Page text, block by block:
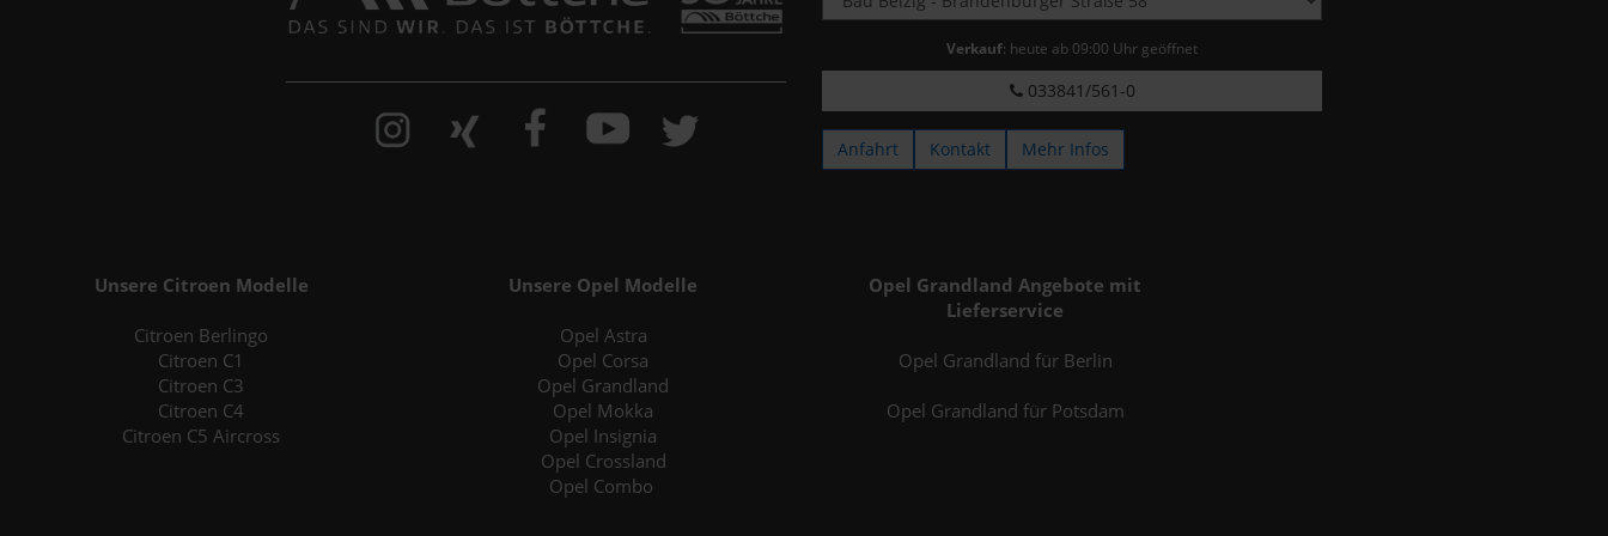
Verkauf: heute ab 09:00 Uhr geöffnet
033841/561-0
Anfahrt Kontakt Mehr Infos
Unsere Citroen Modelle
Citroen Berlingo
Citroen C1
Citroen C3
Citroen C4
Citroen C5 Aircross
Unsere Opel Modelle
Opel Astra
Opel Corsa
Opel Grandland
Opel Mokka
Opel Insignia
Opel Crossland
Opel Combo
Opel Grandland Angebote mit
Lieferservice
Opel Grandland für Berlin
Opel Grandland für Potsdam